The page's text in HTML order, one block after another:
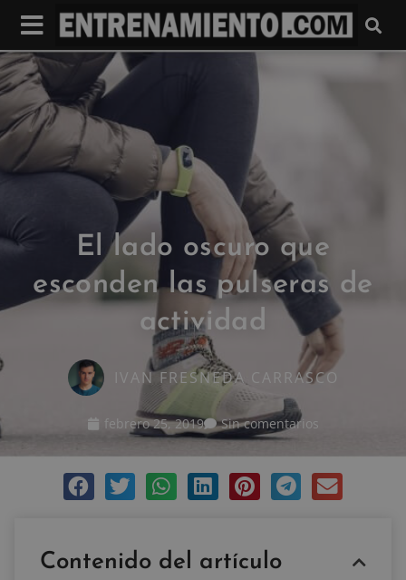
El lado oscuro que
esconden las pulseras de
actividad
IVAN FRESNEDA CARRASCO
febrero 25, 2019 Sin comentarios
Contenido del artículo